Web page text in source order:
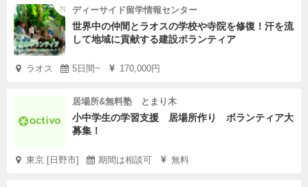
ディーサイド留学情報センター
世界中の仲間とラオスの学校や寺院を修復！汗を流
して地域に貢献する建設ボランティア
ラオス 5日間~ 170,000円
居場所&無料塾 とまり木
小中学生の学習支援 居場所作り ボランティア大
募集！
東京 [日野市] 期間は相談可 無料